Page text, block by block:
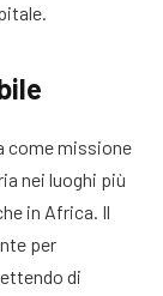
come missione
nei luoghi più
in Africa. Il
per
di